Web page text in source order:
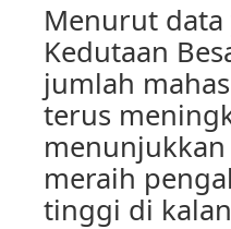
Menurut
Kedutaan
jumlah
terus
meraih
tinggi di